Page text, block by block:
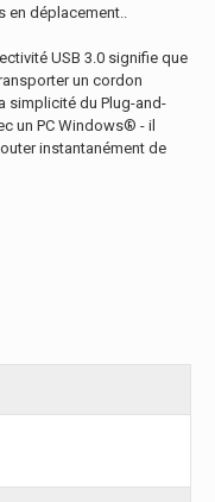
en déplacement..
USB 3.0 signifie que
un cordon
simplicité du Plug-and-
un PC Windows® - il
instantanément de